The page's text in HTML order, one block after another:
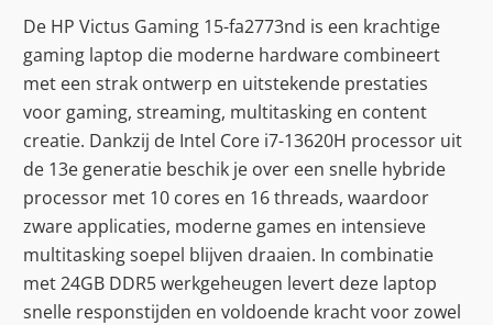
De HP Victus Gaming 15-fa2773nd is een krachtige
gaming laptop die moderne hardware combineert
met een strak ontwerp en uitstekende prestaties
voor gaming, streaming, multitasking en content
creatie. Dankzij de Intel Core i7-13620H processor uit
de 13e generatie beschik je over een snelle hybride
processor met 10 cores en 16 threads, waardoor
zware applicaties, moderne games en intensieve
multitasking soepel blijven draaien. In combinatie
met 24GB DDR5 werkgeheugen levert deze laptop
snelle responstijden en voldoende kracht voor zowel